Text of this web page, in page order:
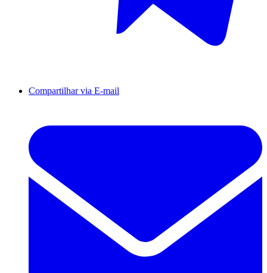
Compartilhar via E-mail